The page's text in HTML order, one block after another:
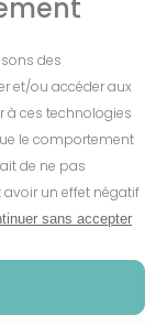
des
et/ou accéder aux
à ces technologies
le comportement
de ne pas
un effet négatif
sans accepter
presse